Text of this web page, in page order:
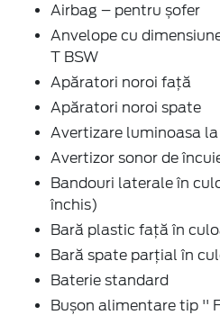
Airbag – pentru șofer
Anvelope cu
T BSW
Apăratori noroi faţă
Apăratori noroi spate
Avertizare luminoasa
Avertizor sonor de
Bandouri laterale în
închis)
Bară plastic față în
Bară spate parţial în
Baterie standard
Bușon alimentare tip ''